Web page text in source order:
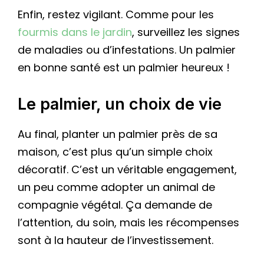
Enfin, restez vigilant. Comme pour les
fourmis dans le jardin, surveillez les signes
de maladies ou d’infestations. Un palmier
en bonne santé est un palmier heureux !
Le palmier, un choix de vie
Au final, planter un palmier près de sa
maison, c’est plus qu’un simple choix
décoratif. C’est un véritable engagement,
un peu comme adopter un animal de
compagnie végétal. Ça demande de
l’attention, du soin, mais les récompenses
sont à la hauteur de l’investissement.